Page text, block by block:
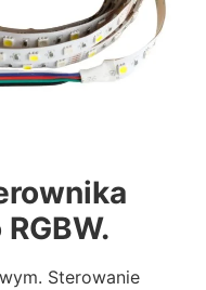
Sterowanie